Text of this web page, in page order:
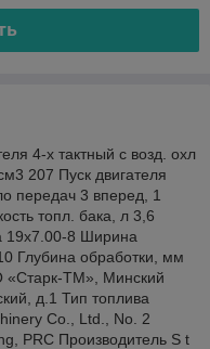
4-х тактный с возд. охл
207 Пуск двигателя
передач 3 вперед, 1
топл. бака, л 3,6
19x7.00-8 Ширина
Глубина обработки, мм
«Старк-ТМ», Минский
д.1 Тип топлива
Co., Ltd., No. 2
PRC Производитель S t